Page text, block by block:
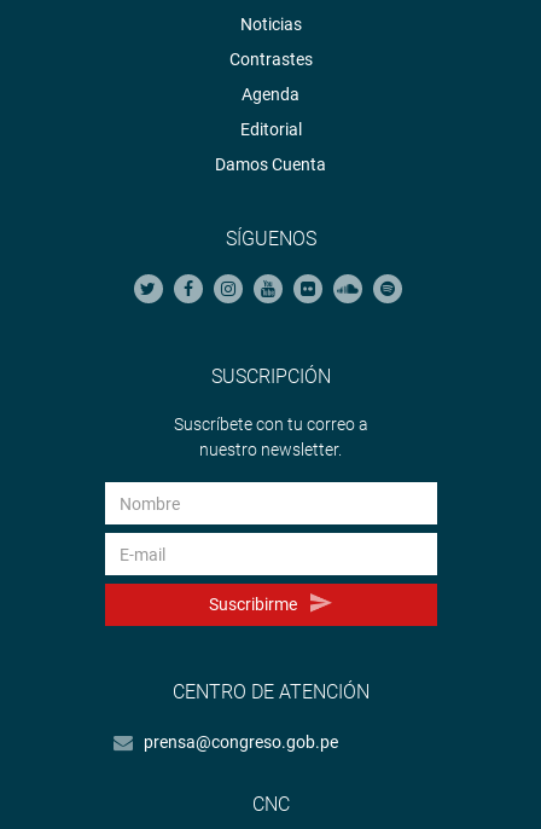
Noticias
Contrastes
Agenda
Editorial
Damos Cuenta
SÍGUENOS
SUSCRIPCIÓN
Suscríbete con tu correo a
nuestro newsletter.
Suscribirme
CENTRO DE ATENCIÓN
prensa@congreso.gob.pe
CNC